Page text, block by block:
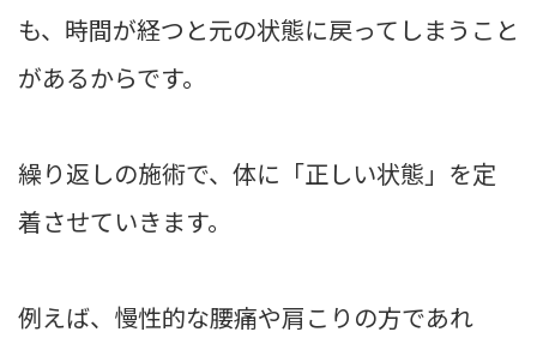
も、時間が経つと元の状態に戻ってしまうこと
があるからです。
繰り返しの施術で、体に「正しい状態」を定
着させていきます。
例えば、慢性的な腰痛や肩こりの方であれ